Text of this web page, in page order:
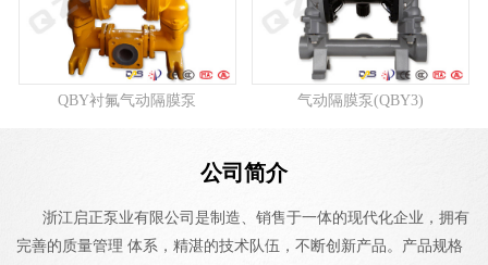
QBY衬氟气动隔膜泵 气动隔膜泵(QBY3)
公司简介
浙江启正泵业有限公司是制造、销售于一体的现代化企业，拥有
完善的质量管理 体系，精湛的技术队伍，不断创新产品。产品规格